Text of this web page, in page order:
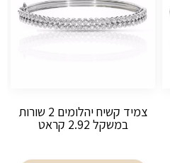
צמיד קשיח יהלומים 2 שורות
במשקל 2.92 קראט